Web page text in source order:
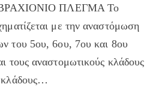
ΒΡΑΧΙΟΝΙΟ ΠΛΕΓΜΑ Το
με την αναστόμωση
του 5ου, 6ου, 7ου και 8ου
τους αναστομωτικούς κλάδους
κλάδους…